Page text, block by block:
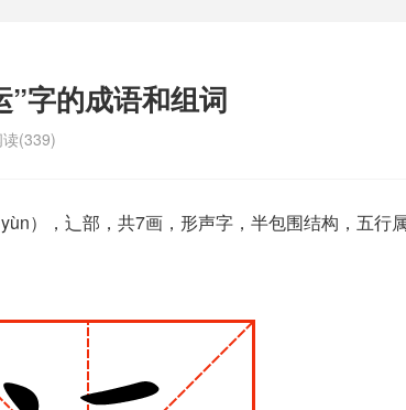
”字的成语和组词
读(339)
），辶部，共7画，形声字，半包围结构，五行